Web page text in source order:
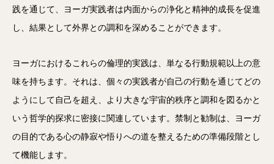
践を通じて、ヨーガ実践者は内面からの浄化と精神的成長を促進
し、結果として外界との調和を深めることができます。
ヨーガにおけるこれらの倫理的実践は、単なる行動規範以上の意
味を持ちます。それは、個々の実践者が自己の行動を通じてどの
ようにして自己を超え、より大きな宇宙的秩序と調和を図るかと
いう哲学的探求に密接に関連しています。禁制と勧制は、ヨーガ
の目的である心の静寂や悟りへの道を整えるための準備段階とし
て機能します。